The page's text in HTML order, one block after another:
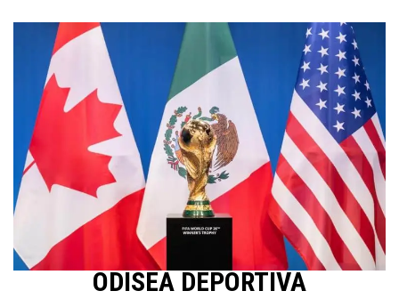
contenido
ODISEA DEPORTIVA